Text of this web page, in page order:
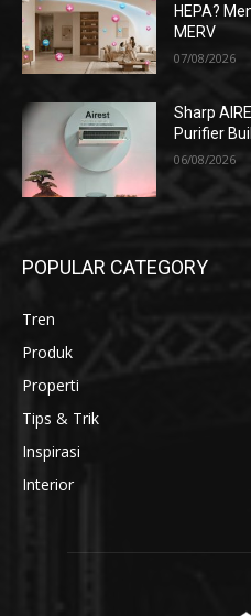
HEPA?
MERV
07/08/2026
Sharp
Purifier
06/08/2026
POPULAR CATEGORY
Tren
Produk
Properti
Tips & Trik
Inspirasi
Interior